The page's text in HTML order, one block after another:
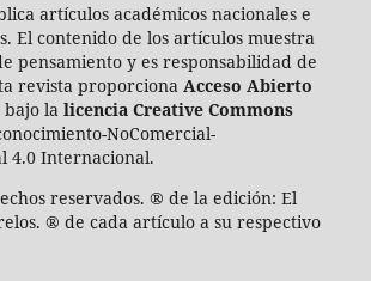
artículos académicos nacionales e
El contenido de los artículos muestra
pensamiento y es responsabilidad de
revista proporciona Acceso Abierto
bajo la licencia Creative Commons
NoComercial-
4.0 Internacional.
reservados. ® de la edición: El
® de cada artículo a su respectivo